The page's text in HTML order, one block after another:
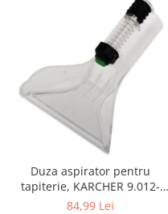
Duza aspirator pentru
tapiterie, KARCHER 9.012-
278.0, SE4001, SE4002, SE5100
84,99 Lei